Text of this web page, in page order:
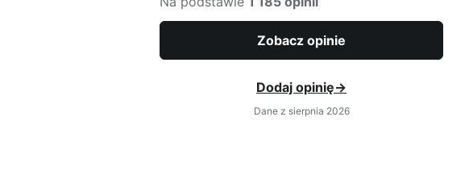
Zobacz opinie
Dodaj opinię→
Dane z sierpnia 2026